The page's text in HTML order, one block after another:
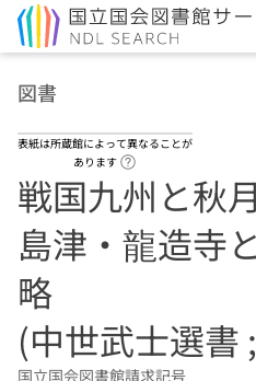
図書
表紙は所蔵館によって異なることが
あります
戦国九州と秋
島津・龍造寺
略
(中世武士選書
国立国会図書館請求記号